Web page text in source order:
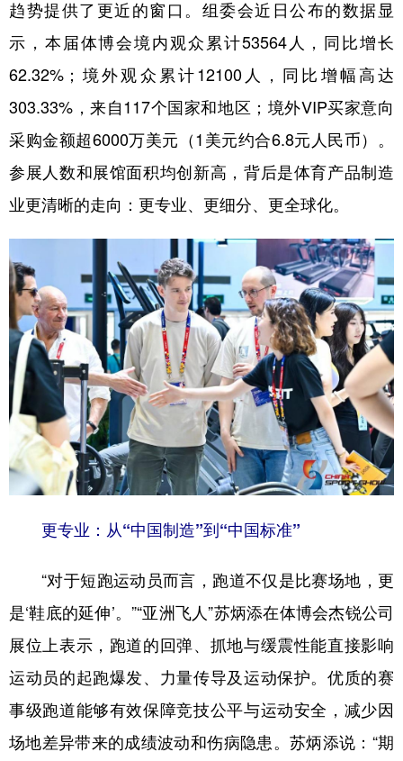
地方频道
北京 天津 河北 山西
浙江 安徽 福建 江西
山东 河南 湖北 湖南
广东 广西 海南 重庆
贵州 云南 西藏
陕西 甘肃 青海 宁夏
新疆 内蒙古 黑龙江
多语种频道
English Español Français عربى
Русский язык 日本語 한국어
Deutsch Português
趋势提供了更近的窗口。组委会近日公布的数据显
示，本届体博会境内观众累计53564人，同比增长
62.32%；境外观众累计12100人，同比增幅高达
303.33%，来自117个国家和地区；境外VIP买家意向
采购金额超6000万美元（1美元约合6.8元人民币）。
参展人数和展馆面积均创新高，背后是体育产品制造
业更清晰的走向：更专业、更细分、更全球化。
更专业：从“中国制造”到“中国标准”
“对于短跑运动员而言，跑道不仅是比赛场地，更
是‘鞋底的延伸’。”“亚洲飞人”苏炳添在体博会杰锐公司
展位上表示，跑道的回弹、抓地与缓震性能直接影响
运动员的起跑爆发、力量传导及运动保护。优质的赛
事级跑道能够有效保障竞技公平与运动安全，减少因
场地差异带来的成绩波动和伤病隐患。苏炳添说：“期